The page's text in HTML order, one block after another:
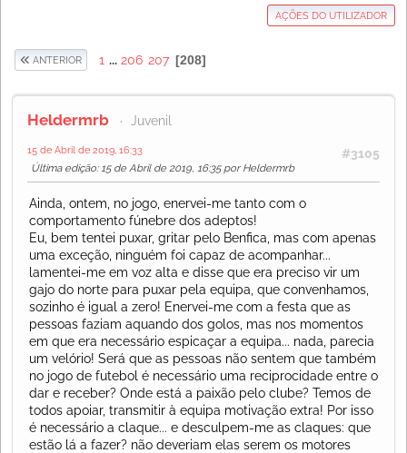
AÇÕES DO UTILIZADOR
ANTERIOR 1 ... 206 207 208
Heldermrb Juvenil
#3105
15 de Abril de 2019, 16:33
Última edição: 15 de Abril de 2019, 16:35 por Heldermrb
Ainda, ontem, no jogo, enervei-me tanto com o
comportamento fúnebre dos adeptos!
Eu, bem tentei puxar, gritar pelo Benfica, mas com apenas
uma exceção, ninguém foi capaz de acompanhar...
lamentei-me em voz alta e disse que era preciso vir um
gajo do norte para puxar pela equipa, que convenhamos,
sozinho é igual a zero! Enervei-me com a festa que as
pessoas faziam aquando dos golos, mas nos momentos
em que era necessário espicaçar a equipa... nada, parecia
um velório! Será que as pessoas não sentem que também
no jogo de futebol é necessário uma reciprocidade entre o
dar e receber? Onde está a paixão pelo clube? Temos de
todos apoiar, transmitir à equipa motivação extra! Por isso
é necessário a claque... e desculpem-me as claques: que
estão lá a fazer? não deveriam elas serem os motores